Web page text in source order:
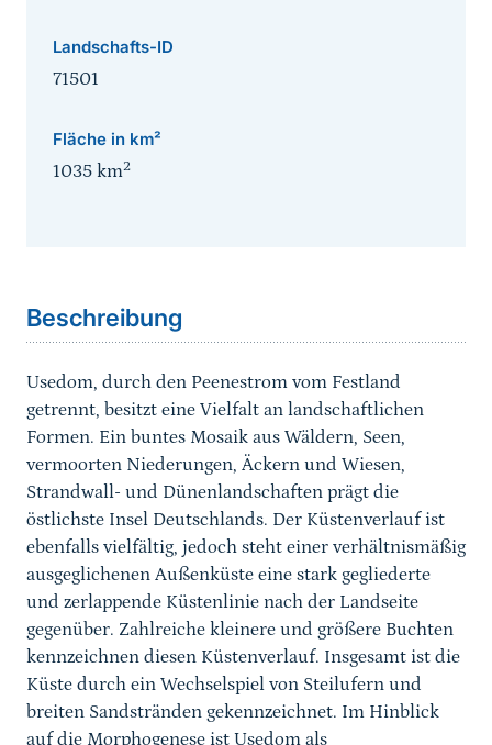
Landschafts-ID
71501
Fläche in km²
1035 km2
Beschreibung
Usedom, durch den Peenestrom vom Festland
getrennt, besitzt eine Vielfalt an landschaftlichen
Formen. Ein buntes Mosaik aus Wäldern, Seen,
vermoorten Niederungen, Äckern und Wiesen,
Strandwall- und Dünenlandschaften prägt die
östlichste Insel Deutschlands. Der Küstenverlauf ist
ebenfalls vielfältig, jedoch steht einer verhältnismäßig
ausgeglichenen Außenküste eine stark gegliederte
und zerlappende Küstenlinie nach der Landseite
gegenüber. Zahlreiche kleinere und größere Buchten
kennzeichnen diesen Küstenverlauf. Insgesamt ist die
Küste durch ein Wechselspiel von Steilufern und
breiten Sandstränden gekennzeichnet. Im Hinblick
auf die Morphogenese ist Usedom als